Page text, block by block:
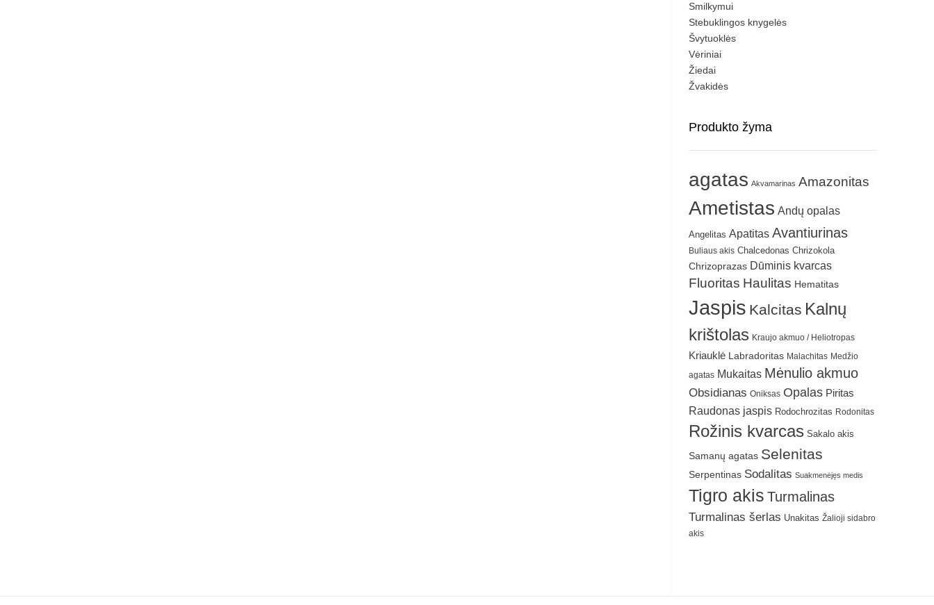
Smilkymui
Stebuklingos knygelės
Švytuoklės
Vėriniai
Žiedai
Žvakidės
Produkto žyma
agatas Akvamarinas Amazonitas
Ametistas Andų opalas
Angelitas Apatitas Avantiurinas
Buliaus akis Chalcedonas Chrizokola
Chrizoprazas Dūminis kvarcas
Fluoritas Haulitas Hematitas
Jaspis Kalcitas Kalnų
krištolas Kraujo akmuo / Heliotropas
Kriauklė Labradoritas Malachitas Medžio
agatas Mukaitas Mėnulio akmuo
Obsidianas Oniksas Opalas Piritas
Raudonas jaspis Rodochrozitas Rodonitas
Rožinis kvarcas Sakalo akis
Samanų agatas Selenitas
Serpentinas Sodalitas Suakmenėjęs medis
Tigro akis Turmalinas
Turmalinas šerlas Unakitas Žalioji sidabro
akis